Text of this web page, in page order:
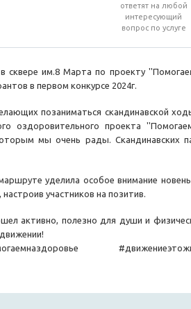
ответят на любой
интересующий
вопрос по услуге
сквере им.8 Марта по проекту
в первом конкурсе 2024г.
позаниматься скандинавской
оздоровительного проекта
мы очень рады. Скандинавских
уделила особое внимание
участников на позитив.
активно, полезно для души и